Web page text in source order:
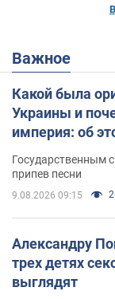
Важное
Какой была
Украины и
империя: об
Государственным
припев песни
9.08.2026 09:15
Александру
трех детях
выглядят